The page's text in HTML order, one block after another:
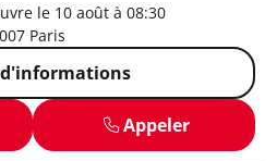
le 10 août à 08:30
Paris
d'informations
Appeler